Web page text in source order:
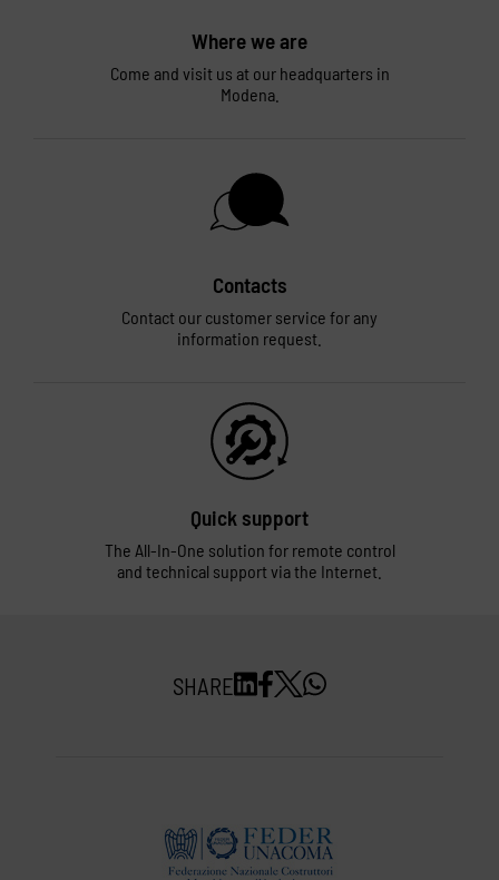
Where we are
Come and visit us at our headquarters in
Modena.
Contacts
Contact our customer service for any
information request.
Quick support
The All-In-One solution for remote control
and technical support via the Internet.
SHARE